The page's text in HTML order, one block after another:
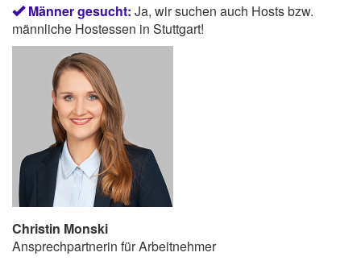
Männer gesucht: Ja, wir suchen auch Hosts bzw.
männliche Hostessen in Stuttgart!
Christin Monski
Ansprechpartnerin für Arbeitnehmer